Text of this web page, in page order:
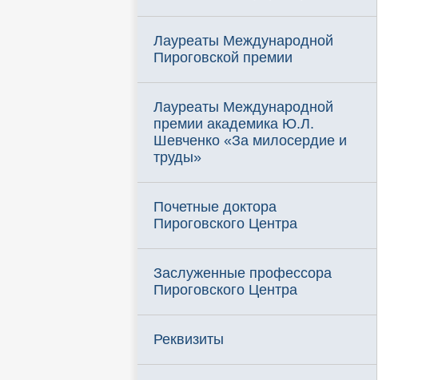
Лауреаты Международной
Пироговской премии
Лауреаты Международной
премии академика Ю.Л.
Шевченко «За милосердие и
труды»
Почетные доктора
Пироговского Центра
Заслуженные профессора
Пироговского Центра
Реквизиты